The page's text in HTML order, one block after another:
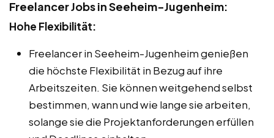
Freelancer Jobs in Seeheim-Jugenheim:
Hohe Flexibilität:
Freelancer in Seeheim-Jugenheim genießen
die höchste Flexibilität in Bezug auf ihre
Arbeitszeiten. Sie können weitgehend selbst
bestimmen, wann und wie lange sie arbeiten,
solange sie die Projektanforderungen erfüllen